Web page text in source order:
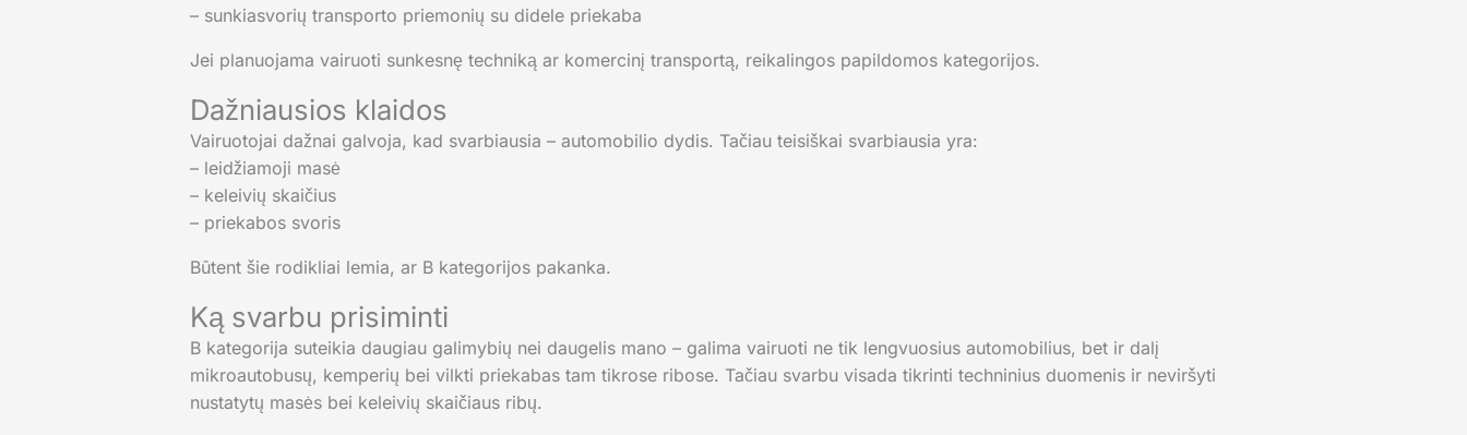
– sunkiasvorių transporto priemonių su didele priekaba
Jei planuojama vairuoti sunkesnę techniką ar komercinį transportą, reikalingos papildomos kategorijos.
Dažniausios klaidos
Vairuotojai dažnai galvoja, kad svarbiausia – automobilio dydis. Tačiau teisiškai svarbiausia yra:
– leidžiamoji masė
– keleivių skaičius
– priekabos svoris
Būtent šie rodikliai lemia, ar B kategorijos pakanka.
Ką svarbu prisiminti
B kategorija suteikia daugiau galimybių nei daugelis mano – galima vairuoti ne tik lengvuosius automobilius, bet ir dalį
mikroautobusų, kemperių bei vilkti priekabas tam tikrose ribose. Tačiau svarbu visada tikrinti techninius duomenis ir neviršyti
nustatytų masės bei keleivių skaičiaus ribų.